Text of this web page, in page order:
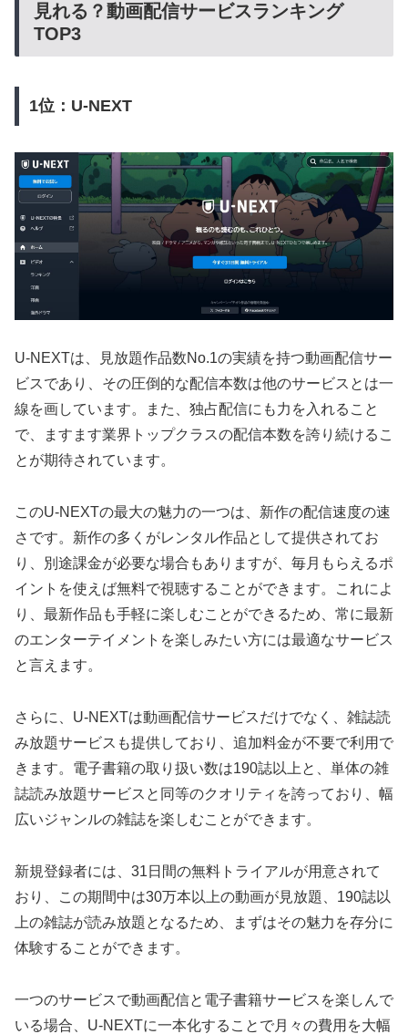
見れる？動画配信サービスランキング
TOP3
1位：U-NEXT
U-NEXTは、見放題作品数No.1の実績を持つ動画配信サー
ビスであり、その圧倒的な配信本数は他のサービスとは一
線を画しています。また、独占配信にも力を入れること
で、ますます業界トップクラスの配信本数を誇り続けるこ
とが期待されています。
このU-NEXTの最大の魅力の一つは、新作の配信速度の速
さです。新作の多くがレンタル作品として提供されてお
り、別途課金が必要な場合もありますが、毎月もらえるポ
イントを使えば無料で視聴することができます。これによ
り、最新作品も手軽に楽しむことができるため、常に最新
のエンターテイメントを楽しみたい方には最適なサービス
と言えます。
さらに、U-NEXTは動画配信サービスだけでなく、雑誌読
み放題サービスも提供しており、追加料金が不要で利用で
きます。電子書籍の取り扱い数は190誌以上と、単体の雑
誌読み放題サービスと同等のクオリティを誇っており、幅
広いジャンルの雑誌を楽しむことができます。
新規登録者には、31日間の無料トライアルが用意されて
おり、この期間中は30万本以上の動画が見放題、190誌以
上の雑誌が読み放題となるため、まずはその魅力を存分に
体験することができます。
一つのサービスで動画配信と電子書籍サービスを楽しんで
いる場合、U-NEXTに一本化することで月々の費用を大幅